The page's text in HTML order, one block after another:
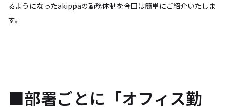
るようになったakippaの勤務体制を今回は簡単にご紹介いたしま
す。
■部署ごとに「オフィス勤